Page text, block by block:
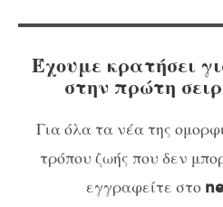
Έχουμε κρατήσει
στην πρώτη
Για όλα τα νέα της
τρόπου ζωής που δεν
εγγραφείτε στο